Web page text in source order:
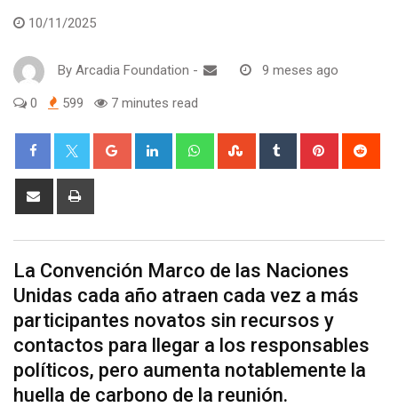
10/11/2025
By Arcadia Foundation - 9 meses ago
0 599 7 minutes read
Google+ LinkedIn WhatsappStumbleUpon
Tumblr Pinterest
Share
La Convención Marco de las Naciones
Unidas cada año atraen cada vez a más
participantes novatos sin recursos y
contactos para llegar a los responsables
políticos, pero aumenta notablemente la
huella de carbono de la reunión.